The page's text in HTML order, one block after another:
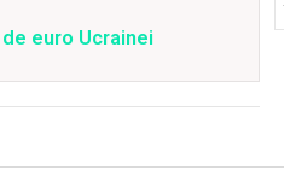
euro Ucrainei